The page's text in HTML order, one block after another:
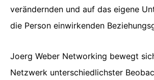
verändernden und auf das eigene
die Person einwirkenden
Joerg Weber Networking bewegt
Netzwerk unterschiedlichster